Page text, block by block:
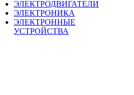
ЭЛЕКТРОДВИГАТЕЛИ
ЭЛЕКТРОНИКА
ЭЛЕКТРОННЫЕ
УСТРОЙСТВА